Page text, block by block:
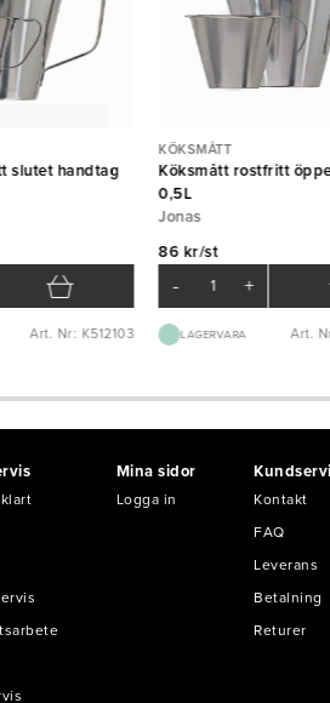
slutet handtag
Art. Nr: K512103
KÖKSMÅTT
Köksmått rostfritt
0,5L
Jonas
86 kr/st
- +
LAGERVARA Art.
Mina sidor
Logga in
Kontakt
FAQ
Leverans
Betalning
Returer